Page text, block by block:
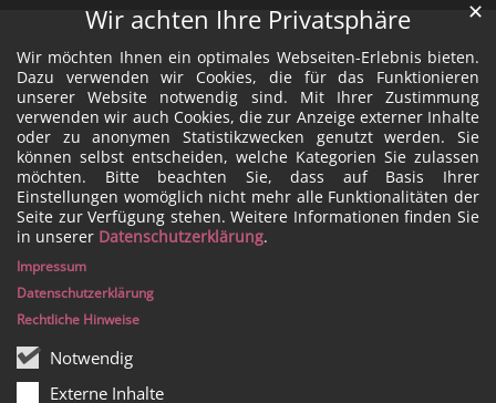
Wir achten Ihre Privatsphäre
Wir möchten Ihnen ein optimales Webseiten-Erlebnis bieten.
Dazu verwenden wir Cookies, die für das Funktionieren
unserer Website notwendig sind. Mit Ihrer Zustimmung
verwenden wir auch Cookies, die zur Anzeige externer Inhalte
oder zu anonymen Statistikzwecken genutzt werden. Sie
können selbst entscheiden, welche Kategorien Sie zulassen
möchten. Bitte beachten Sie, dass auf Basis Ihrer
Einstellungen womöglich nicht mehr alle Funktionalitäten der
Seite zur Verfügung stehen. Weitere Informationen finden Sie
in unserer Datenschutzerklärung.
Notwendig
Externe Inhalte
✕
Impressum
Datenschutzerklärung
Rechtliche Hinweise